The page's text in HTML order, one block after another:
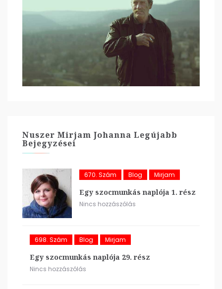
Nuszer Mirjam Johanna Legújabb
Bejegyzései
670. Szám Blog Mirjam
Egy szocmunkás naplója 1. rész
Nincs hozzászólás
698. Szám Blog Mirjam
Egy szocmunkás naplója 29. rész
Nincs hozzászólás